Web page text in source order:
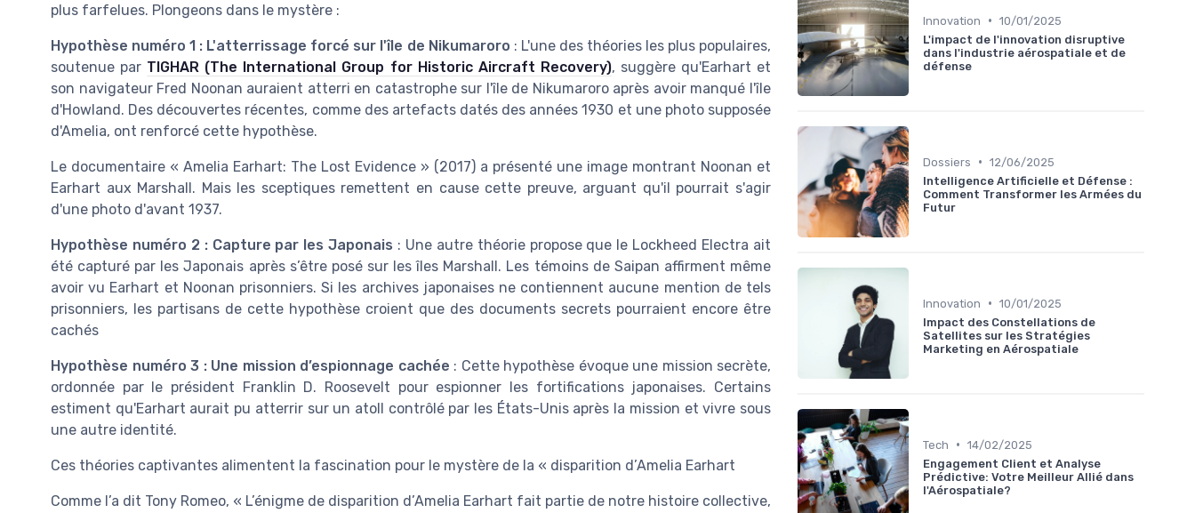
plus farfelues. Plongeons dans le mystère :
Hypothèse numéro 1 : L'atterrissage forcé sur l'île de Nikumaroro : L'une des théories les plus populaires,
soutenue par TIGHAR (The International Group for Historic Aircraft Recovery), suggère qu'Earhart et
son navigateur Fred Noonan auraient atterri en catastrophe sur l'île de Nikumaroro après avoir manqué l'île
d'Howland. Des découvertes récentes, comme des artefacts datés des années 1930 et une photo supposée
d'Amelia, ont renforcé cette hypothèse.
Le documentaire « Amelia Earhart: The Lost Evidence » (2017) a présenté une image montrant Noonan et
Earhart aux Marshall. Mais les sceptiques remettent en cause cette preuve, arguant qu'il pourrait s'agir
d'une photo d'avant 1937.
Hypothèse numéro 2 : Capture par les Japonais : Une autre théorie propose que le Lockheed Electra ait
été capturé par les Japonais après s’être posé sur les îles Marshall. Les témoins de Saipan affirment même
avoir vu Earhart et Noonan prisonniers. Si les archives japonaises ne contiennent aucune mention de tels
prisonniers, les partisans de cette hypothèse croient que des documents secrets pourraient encore être
cachés
Hypothèse numéro 3 : Une mission d’espionnage cachée : Cette hypothèse évoque une mission secrète,
ordonnée par le président Franklin D. Roosevelt pour espionner les fortifications japonaises. Certains
estiment qu'Earhart aurait pu atterrir sur un atoll contrôlé par les États-Unis après la mission et vivre sous
une autre identité.
Ces théories captivantes alimentent la fascination pour le mystère de la « disparition d’Amelia Earhart
Comme l’a dit Tony Romeo, « L’énigme de disparition d’Amelia Earhart fait partie de notre histoire collective,
Innovation • 10/01/2025
L'impact de l'innovation disruptive
dans l'industrie aérospatiale et de
défense
Dossiers • 12/06/2025
Intelligence Artificielle et Défense :
Comment Transformer les Armées du
Futur
Innovation • 10/01/2025
Impact des Constellations de
Satellites sur les Stratégies
Marketing en Aérospatiale
Tech • 14/02/2025
Engagement Client et Analyse
Prédictive: Votre Meilleur Allié dans
l'Aérospatiale?